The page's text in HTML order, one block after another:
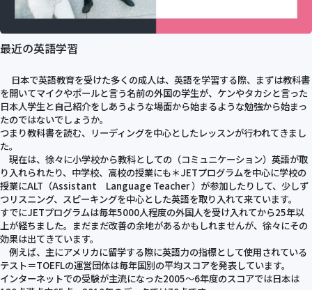
最近の英語学習
日本で英語教育を受けた多くの成人は、英語を学習する際、まずは教科書
を開いてマイクやポールと言う名前の外国の学生が、ケンやタカシと言った
日本人学生と自己紹介をしあうような場面から始まるような勉強から始まっ
たのではないでしょうか。
つまり教科書を読む、リーディングを中心としたレッスンが行われてきまし
た。
現在は、徐々に小学校から教科としての（コミュニケーション）英語が取
り入れられたり、中学校、高校の授業にも＊JETプログラムを中心に学校の
授業にALT（Assistant Language Teacher ）が参加したりして、少しず
つリスニング、スピーキングを中心とした英語を取り入れて来ています。
すでにJETプログラムは毎年5000人程度の外国人を受け入れてから25年以
上が経ちました。まだまだ改善の余地があるかもしれませんが、徐々にその
効果は出てきています。
例えば、主にアメリカに留学する際に英語力の指標として使用されている
テスト＝TOEFLの運営団体は毎年国別の平均スコアを発表しています。
インターネットでの受験が主流になった2005～6年度のスコアでは日本は